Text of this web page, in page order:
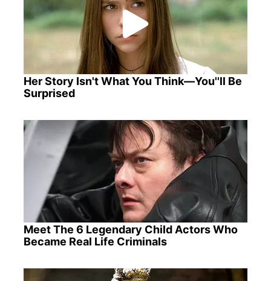
Her Story Isn't What You Think—You''ll Be
Surprised
Meet The 6 Legendary Child Actors Who
Became Real Life Criminals